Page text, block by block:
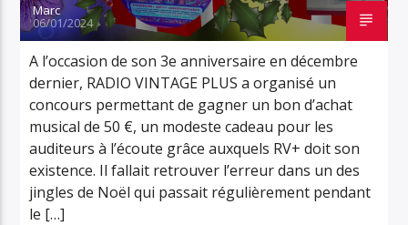
Marc
06/01/2024
A l’occasion de son 3e anniversaire en décembre
dernier, RADIO VINTAGE PLUS a organisé un
concours permettant de gagner un bon d’achat
musical de 50 €, un modeste cadeau pour les
auditeurs à l’écoute grâce auxquels RV+ doit son
existence. Il fallait retrouver l’erreur dans un des
jingles de Noël qui passait régulièrement pendant
le […]